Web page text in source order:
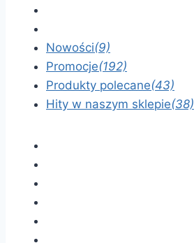
Nowości(9)
Promocje(192)
Produkty polecane(43)
Hity w naszym sklepie(38)